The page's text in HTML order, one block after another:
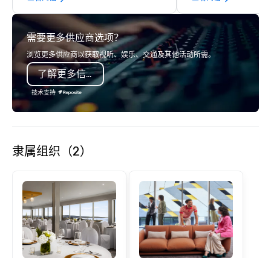
These city tours of Atlanta give
visitors and residents the “insiders’”
scoop on the best places to visit and
eat when visiting Atlanta. They also
provide in-depth information about
Atlanta’s rich social, political, and
economic history.
commitment to
service set us apart.
smart, reliable
make the end-user
seamless from start to
需要更多供应商选项？
浏览更多供应商以获取视听、娱乐、交通及其他活动所需。
了解更多信息
技术支持
隶属组织（2）